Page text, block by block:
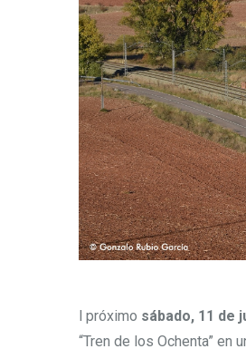
l próximo sábado, 11 de
“Tren de los Ochenta” en